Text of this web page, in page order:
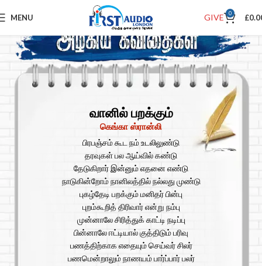
MENU GIVE 0 £
வானில் பறக்கும்
கெங்கா ஸ்ரான்லி
பிரபஞ்சம் கூட நம் உடலிலுண்டு
தரவுகள் பல ஆய்வில் கண்டு
தேடுகிறார் இன்னும் எதனை எண்டு
நாடுகின்றோம் நானிலத்தில் நல்லது முண்டு
புகழ்தேடி பறக்கும் மனிதர் பின்பு
புறம்கூறித் திரிவார் என்று நம்பு
முன்னாலே சிரித்துக் காட்டி நடிப்பு
பின்னாலே ஈட்டியால் குத்திடும் பரிவு
பணத்திற்காக எதையும் செய்வர் சிலர்
பணமென்றாலும் நாணயம் பார்ப்பார் பலர்